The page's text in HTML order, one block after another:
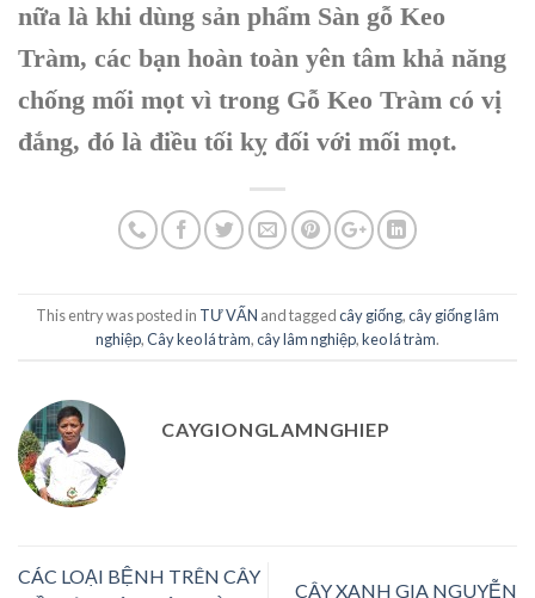
nữa là khi dùng sản phẩm Sàn gỗ Keo
Tràm, các bạn hoàn toàn yên tâm khả năng
chống mối mọt vì trong Gỗ Keo Tràm có vị
đắng, đó là điều tối kỵ đối với mối mọt.
This entry was posted in TƯ VẤN and taggedcây giống,cây giống lâm
nghiệp,Cây keo lá tràm,cây lâm nghiệp,keo lá tràm.
CAYGIONGLAMNGHIEP
CÁC LOẠI BỆNH TRÊN CÂY
CÂY XANH GIA NGUYỄN